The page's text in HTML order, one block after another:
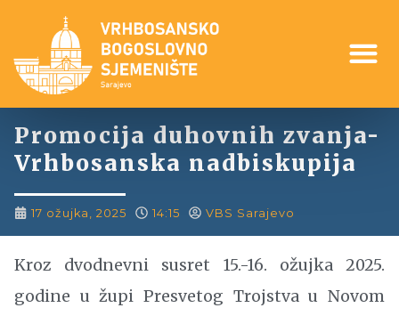
Promocija duhovnih zvanja-
Vrhbosanska nadbiskupija
17 ožujka, 2025 14:15 VBS Sarajevo
Kroz dvodnevni susret 15.-16. ožujka 2025.
godine u župi Presvetog Trojstva u Novom